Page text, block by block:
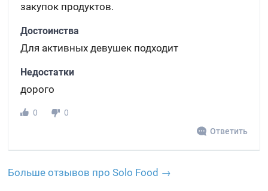
закупок продуктов.
Достоинства
Для активных девушек подходит
Недостатки
дорого
0
0
Ответить
Больше отзывов про Solo Food →